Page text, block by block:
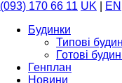
(093) 170 66 11 UK
EN
Будинки
Типові
Готові
Генплан
Новини